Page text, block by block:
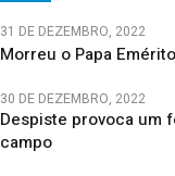
31 DE DEZEMBRO, 2022
Morreu o Papa
30 DE DEZEMBRO, 2022
Despiste provoca um
campo